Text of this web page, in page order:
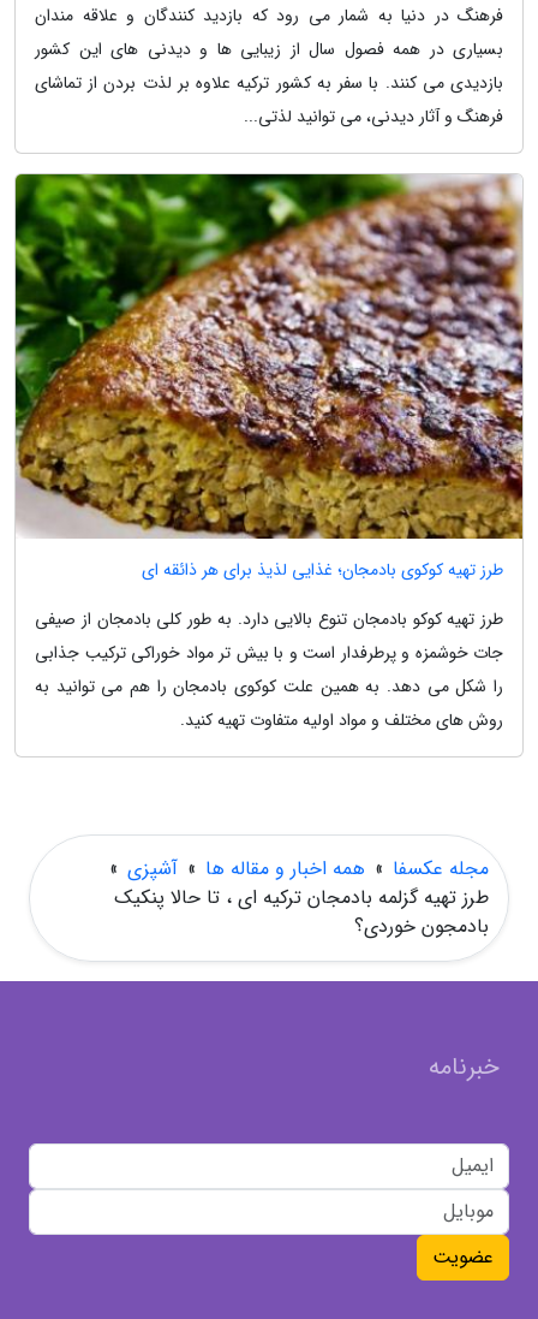
فرهنگ در دنیا به شمار می رود که بازدید کنندگان و علاقه مندان
بسیاری در همه فصول سال از زیبایی ها و دیدنی های این کشور
بازدیدی می کنند. با سفر به کشور ترکیه علاوه بر لذت بردن از تماشای
فرهنگ و آثار دیدنی، می توانید لذتی...
طرز تهیه کوکوی بادمجان؛ غذایی لذیذ برای هر ذائقه ای
طرز تهیه کوکو بادمجان تنوع بالایی دارد. به طور کلی بادمجان از صیفی
جات خوشمزه و پرطرفدار است و با بیش تر مواد خوراکی ترکیب جذابی
را شکل می دهد. به همین علت کوکوی بادمجان را هم می توانید به
روش های مختلف و مواد اولیه متفاوت تهیه کنید.
مجله عکسفا » همه اخبار و مقاله ها » آشپزی »
طرز تهیه گزلمه بادمجان ترکیه ای ، تا حالا پنکیک
بادمجون خوردی؟
خبرنامه
عضویت